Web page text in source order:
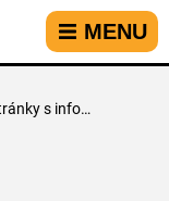
MENU
Sekce webové stránky s informacemi v českém znakovém jazyce